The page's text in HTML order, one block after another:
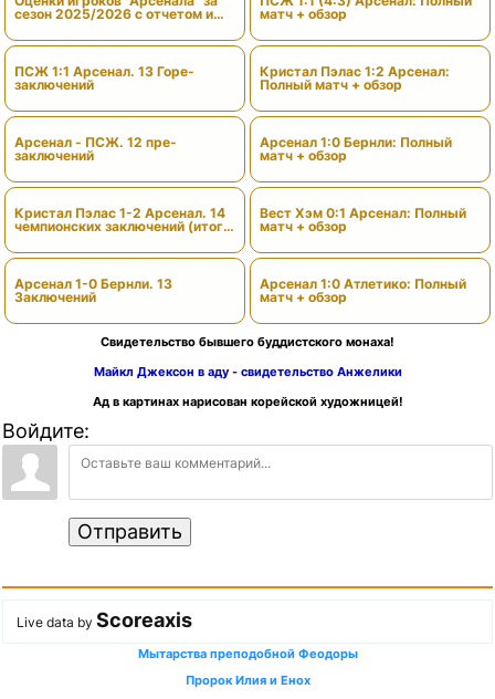
сезон 2025/2026 с отчетом и
ПСЖ 1:1 Арсенал. 13 Горе-
заключений
Арсенал - ПСЖ. 12 пре-
заключений
Кристал Пэлас 1-2 Арсенал. 14
чемпионских заключений (итоги
Арсенал 1-0 Бернли. 13
Заключений
матч + обзор
Кристал Пэлас 1:2 Арсенал:
Полный матч + обзор
Арсенал 1:0 Бернли: Полный
матч + обзор
Вест Хэм 0:1 Арсенал: Полный
матч + обзор
Арсенал 1:0 Атлетико: Полный
матч + обзор
Свидетельство бывшего буддистского монаха!
Майкл Джексон в аду - свидетельство Анжелики
Ад в картинах нарисован корейской художницей!
Войдите:
Отправить
Live data by Scoreaxis
Мытарства преподобной Феодоры
Пророк Илия и Енох